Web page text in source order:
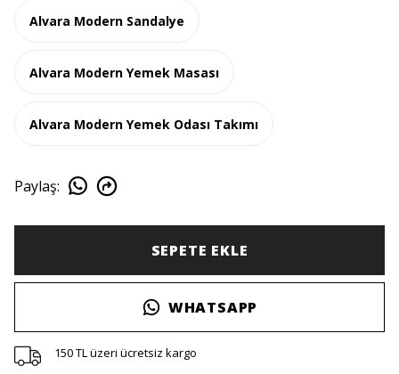
Alvara Modern Sandalye
Alvara Modern Yemek Masası
Alvara Modern Yemek Odası Takımı
Paylaş:
SEPETE EKLE
WHATSAPP
150 TL üzeri ücretsiz kargo